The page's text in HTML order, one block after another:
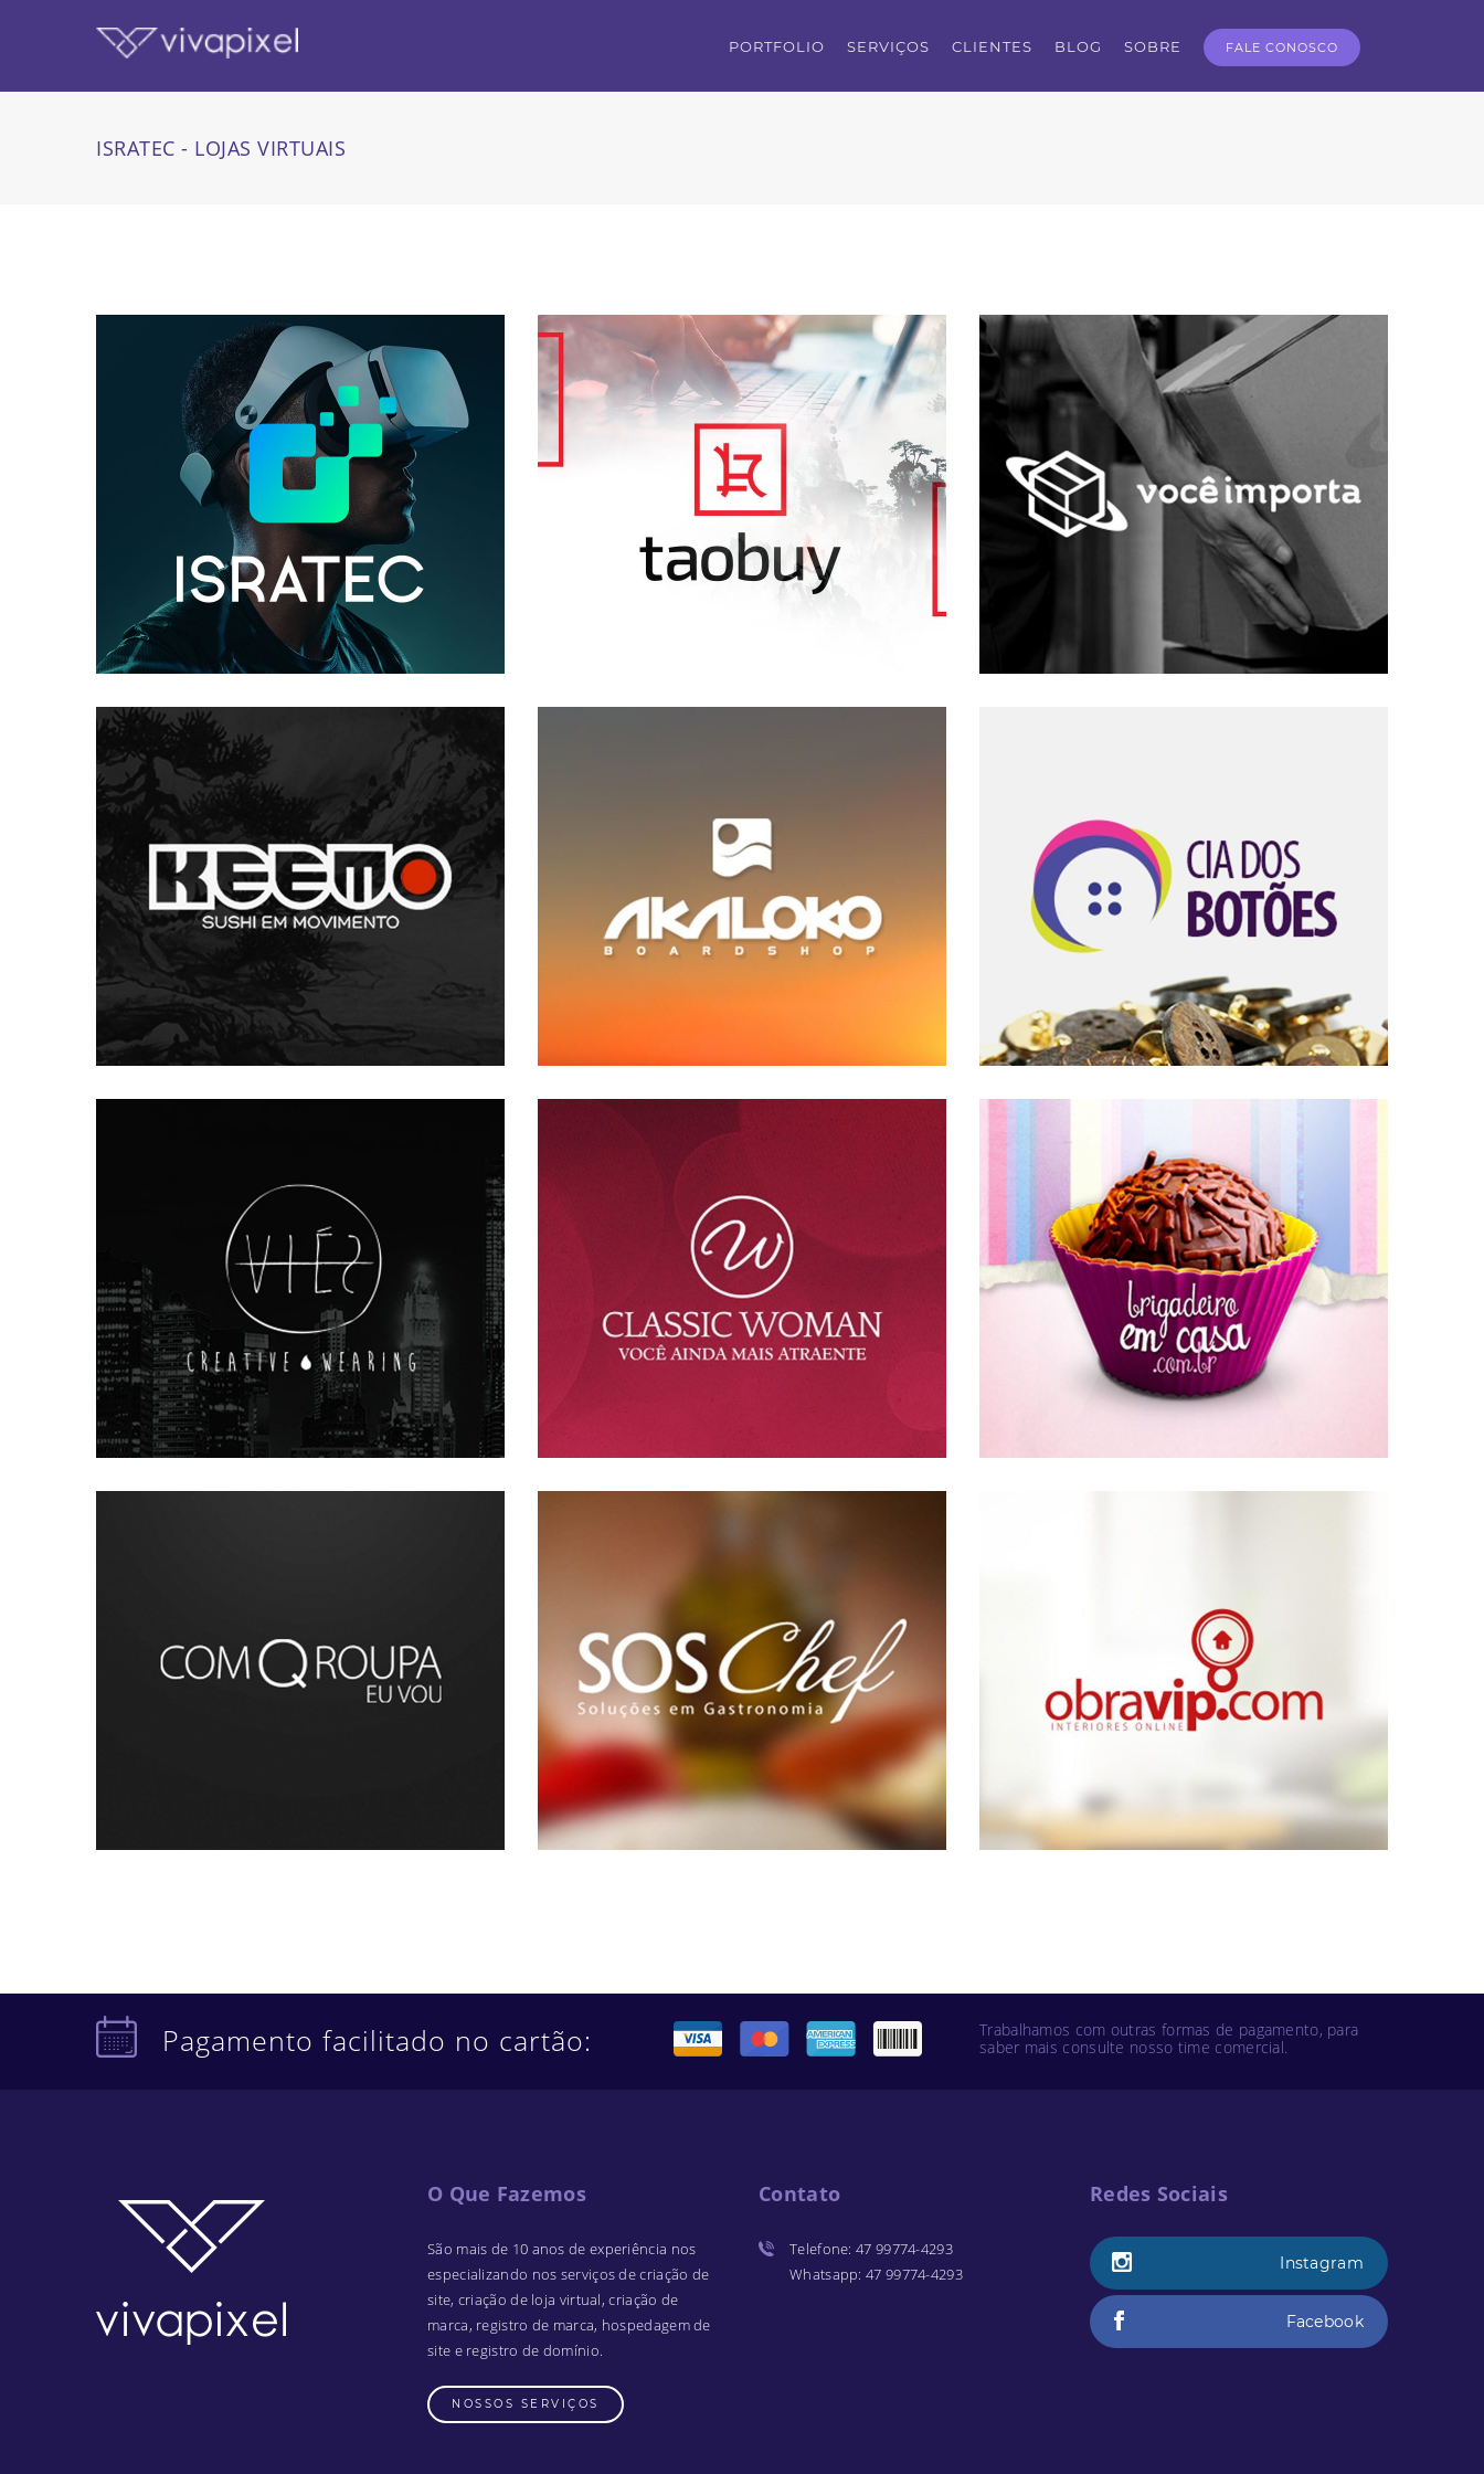
PORTFOLIO SERVIÇOS CLIENTES BLOG SOBRE FALE CONOSCO
ISRATEC - LOJAS VIRTUAIS
Pagamento facilitado no cartão:
Trabalhamos com outras formas de pagamento, para
saber mais consulte nosso time comercial.
O Que Fazemos
São mais de 10 anos de experiência nos
especializando nos serviços de criação de
site, criação de loja virtual, criação de
marca, registro de marca, hospedagem de
site e registro de domínio.
NOSSOS SERVIÇOS
Contato
Telefone:47 99774-4293
Whatsapp:47 99774-4293
Redes Sociais
Instagram
Facebook